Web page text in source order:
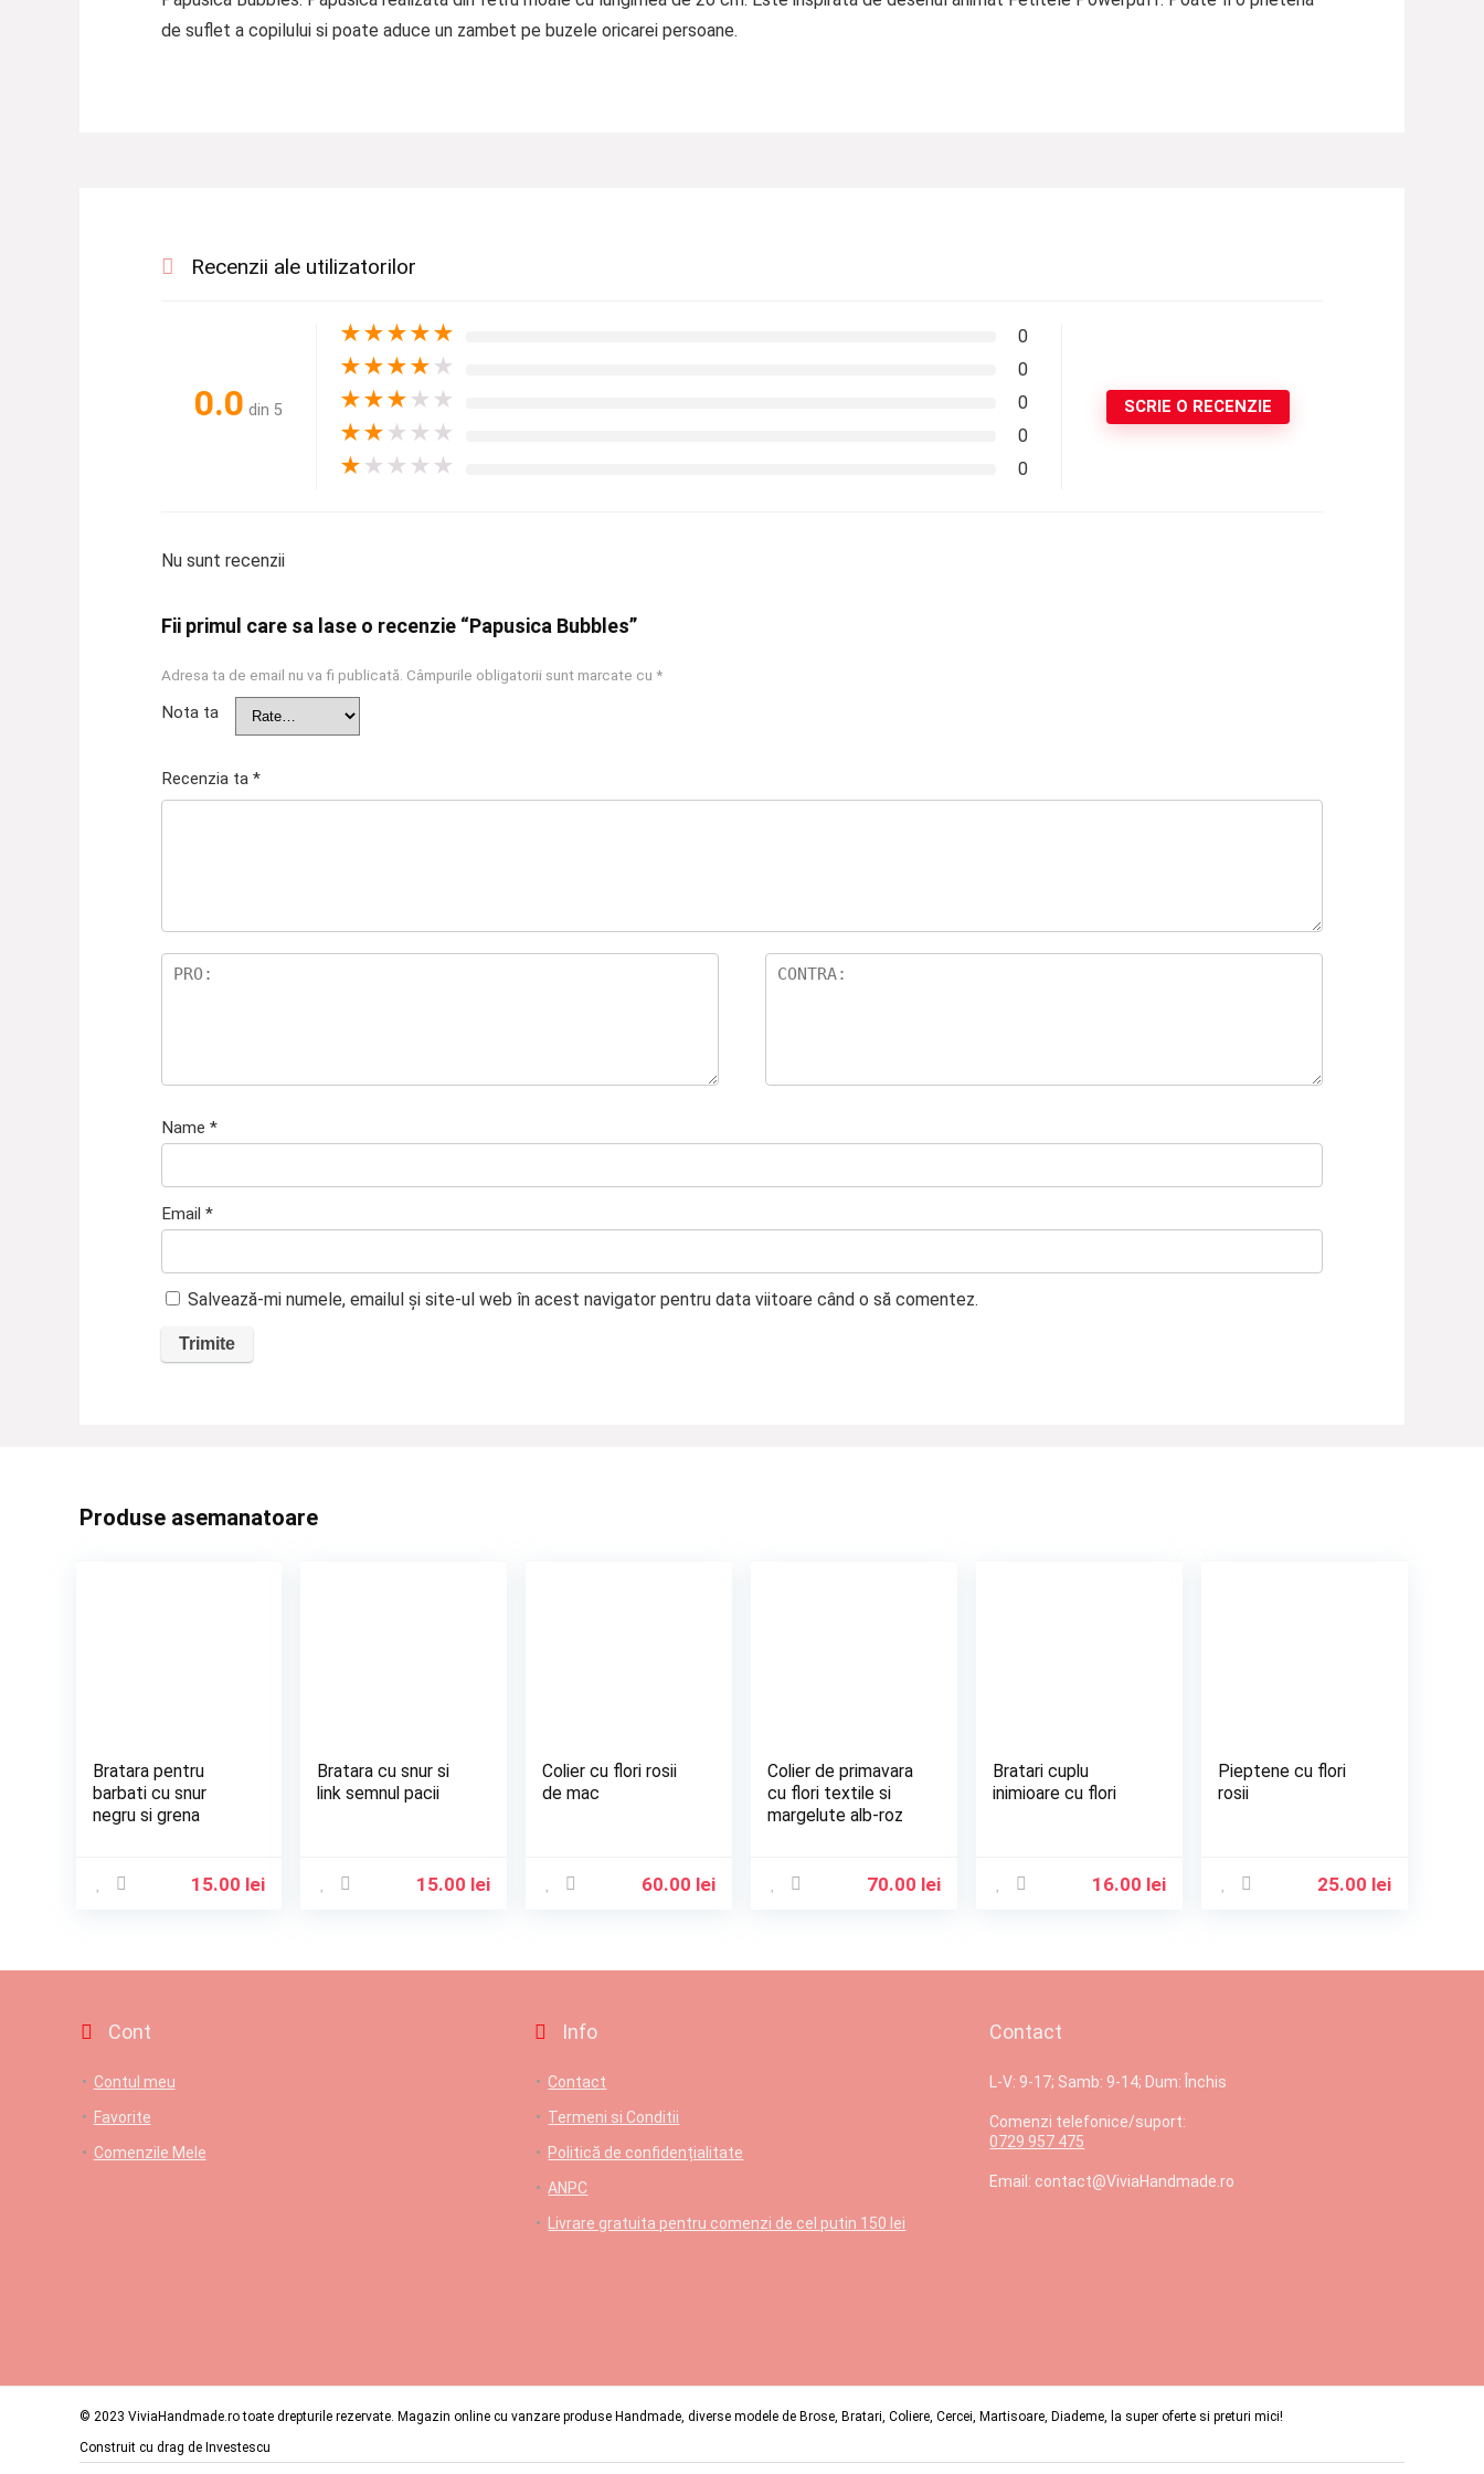
de suflet a copilului si poate aduce un zambet pe buzele oricarei persoane.
Recenzii ale utilizatorilor
0.0 din 5
★★★★★ 0
★★★★ ★ 0
★★★ ★ ★ 0
★★ ★ ★ ★ 0
★ ★ ★ ★ ★ 0
SCRIE O RECENZIE
Nu sunt recenzii
Fii primul care sa lase o recenzie “Papusica Bubbles”
Adresa ta de email nu va fi publicată. Câmpurile obligatorii sunt marcate cu *
Nota ta
Recenzia ta *
Name *
Email *
Salvează-mi numele, emailul și site-ul web în acest navigator pentru data viitoare când o să comentez.
Produse asemanatoare
Bratara pentru
barbati cu snur
negru si grena
15.00 lei
Bratara cu snur si
link semnul pacii
15.00 lei
Colier cu flori rosii
de mac
60.00 lei
Colier de primavara
cu flori textile si
margelute alb-roz
70.00 lei
Bratari cuplu
inimioare cu flori
16.00 lei
Pieptene cu flori
rosii
25.00 lei
Cont
Contul meu
Favorite
Comenzile Mele
Info
Contact
Termeni si Conditii
Politică de confidențialitate
ANPC
Livrare gratuita pentru comenzi de cel putin 150 lei
Contact
L-V: 9-17; Samb: 9-14; Dum: Închis
Comenzi telefonice/suport:
0729 957 475
Email: contact@ViviaHandmade.ro
© 2023 ViviaHandmade.ro toate drepturile rezervate. Magazin online cu vanzare produse Handmade, diverse modele de Brose, Bratari, Coliere, Cercei, Martisoare, Diademe, la super oferte si preturi mici!
Construit cu drag de Investescu